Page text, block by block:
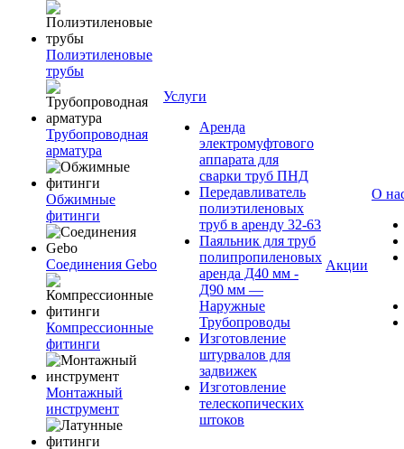
Полиэтиленовые
трубы
Трубопроводная
арматура
Обжимные
фитинги
Соединения Gebo
Компрессионные
фитинги
Монтажный
инструмент
Услуги
Аренда
электромуфтового
аппарата для
сварки труб ПНД
Передавливатель
полиэтиленовых
труб в аренду 32-63
Паяльник для труб
полипропиленовых
аренда Д40 мм -
Д90 мм —
Наружные
Трубопроводы
Изготовление
штурвалов для
задвижек
Изготовление
телескопических
штоков
Акции
О